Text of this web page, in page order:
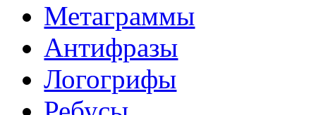
Метаграммы
Антифразы
Логогрифы